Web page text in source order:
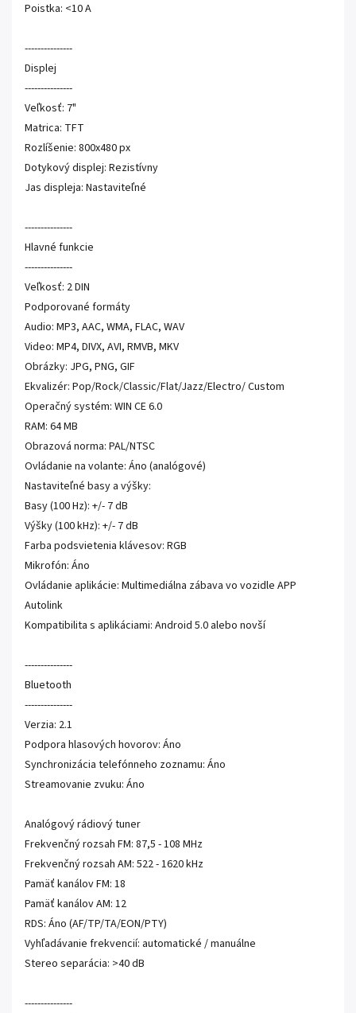
Poistka: <10 A
---------------
Displej
---------------
Veľkosť: 7"
Matrica: TFT
Rozlíšenie: 800x480 px
Dotykový displej: Rezistívny
Jas displeja: Nastaviteľné
---------------
Hlavné funkcie
---------------
Veľkosť: 2 DIN
Podporované formáty
Audio: MP3, AAC, WMA, FLAC, WAV
Video: MP4, DIVX, AVI, RMVB, MKV
Obrázky: JPG, PNG, GIF
Ekvalizér: Pop/Rock/Classic/Flat/Jazz/Electro/ Custom
Operačný systém: WIN CE 6.0
RAM: 64 MB
Obrazová norma: PAL/NTSC
Ovládanie na volante: Áno (analógové)
Nastaviteľné basy a výšky:
Basy (100 Hz): +/- 7 dB
Výšky (100 kHz): +/- 7 dB
Farba podsvietenia klávesov: RGB
Mikrofón: Áno
Ovládanie aplikácie: Multimediálna zábava vo vozidle APP
Autolink
Kompatibilita s aplikáciami: Android 5.0 alebo novší
---------------
Bluetooth
---------------
Verzia: 2.1
Podpora hlasových hovorov: Áno
Synchronizácia telefónneho zoznamu: Áno
Streamovanie zvuku: Áno
Analógový rádiový tuner
Frekvenčný rozsah FM: 87,5 - 108 MHz
Frekvenčný rozsah AM: 522 - 1620 kHz
Pamäť kanálov FM: 18
Pamäť kanálov AM: 12
RDS: Áno (AF/TP/TA/EON/PTY)
Vyhľadávanie frekvencií: automatické / manuálne
Stereo separácia: >40 dB
---------------